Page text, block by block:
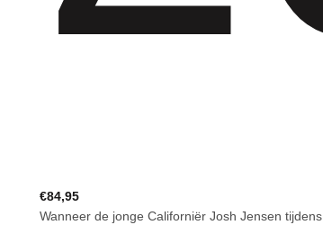
€84,95
Wanneer de jonge Californiër Josh Jensen